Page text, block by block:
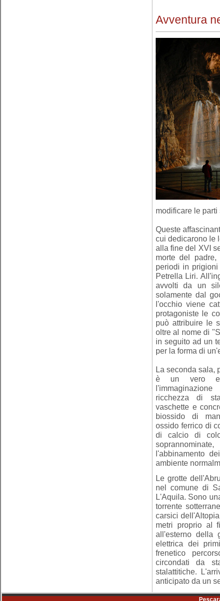
Avventura
modificare le
Queste
cui dedicarono le
alla fine del XVI
morte del
periodi in
Petrella Liri.
avvolti da un
solamente dal
l'occhio viene
protagoniste le
può attribuire le
oltre al nome di
in seguito ad un
per la forma di
La seconda sala,
è un vero e
ricchezza di
vaschette e
biossido di
ossido ferrico di
di calcio di
l'abbinamento
ambiente
Le grotte
nel comune di
L'Aquila. Sono
torrente
carsici
metri proprio al
all'esterno della
elettrica dei
frenetico
circondati da
stalattitiche.
anticipato da un